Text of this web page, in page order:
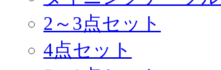
2～3点セット
4点セット